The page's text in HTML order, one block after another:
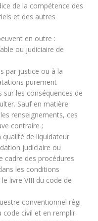
de la compétence des
et des autres
en outre :
ou judiciaire de
par justice ou à la
purement
les conséquences de
Sauf en matière
renseignements, ces
contraire ;
qualité de liquidateur
judiciaire ou
cadre des procédures
les conditions
livre VIII du code de
conventionnel régi
code civil et en remplir